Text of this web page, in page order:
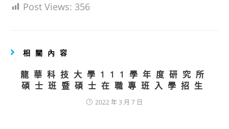
Post Views: 356
相關內容
龍華科技大學111學年度研究所
碩士班暨碩士在職專班入學招生
2022 年 3 月 7 日